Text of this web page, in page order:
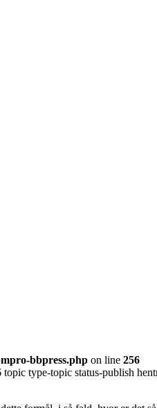
bbpress.php on line 256
type-topic status-publish